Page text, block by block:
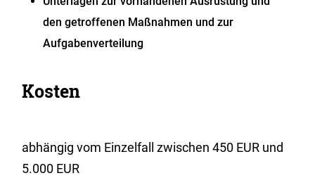
den getroffenen Maßnahmen und zur
Aufgabenverteilung
Kosten
abhängig vom Einzelfall zwischen 450 EUR und
5.000 EUR